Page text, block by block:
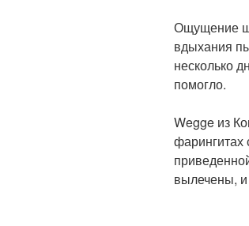
Ощущение
вдыхания
несколько
помогло.
Wegge из
фарингитах
вылечены,